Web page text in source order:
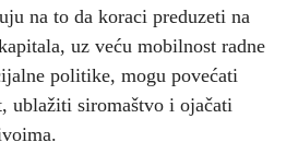
na to da koraci preduzeti na
uz veću mobilnost radne
politike, mogu povećati
ublažiti siromaštvo i ojačati